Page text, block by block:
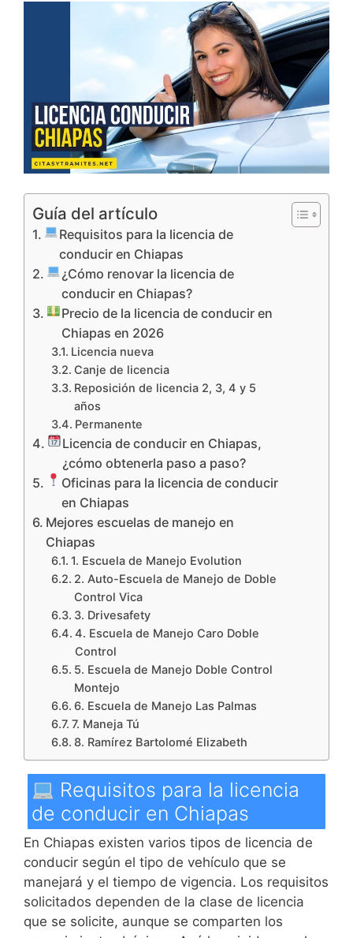
Guía del artículo
Requisitos para la licencia de
conducir en Chiapas
¿Cómo renovar la licencia de
conducir en Chiapas?
Precio de la licencia de conducir en
Chiapas en 2026
Licencia nueva
Canje de licencia
Reposición de licencia 2, 3, 4 y 5
años
Permanente
Licencia de conducir en Chiapas,
¿cómo obtenerla paso a paso?
Oficinas para la licencia de conducir
en Chiapas
Mejores escuelas de manejo en
Chiapas
1. Escuela de Manejo Evolution
2. Auto-Escuela de Manejo de Doble
Control Vica
3. Drivesafety
4. Escuela de Manejo Caro Doble
Control
5. Escuela de Manejo Doble Control
Montejo
6. Escuela de Manejo Las Palmas
7. Maneja Tú
8. Ramírez Bartolomé Elizabeth
Requisitos para la licencia
de conducir en Chiapas
En Chiapas existen varios tipos de licencia de
conducir según el tipo de vehículo que se
manejará y el tiempo de vigencia. Los requisitos
solicitados dependen de la clase de licencia
que se solicite, aunque se comparten los